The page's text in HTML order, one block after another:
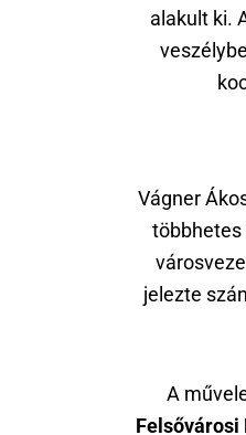
alakult ki.
Vágner
többhetes
jelezte
A
Felsővárosi